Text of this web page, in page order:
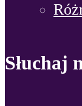
Słuchaj